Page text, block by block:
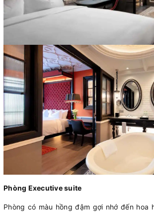
Phòng Executive suite
Phòng có màu hồng đậm gợi nhớ đến hoa